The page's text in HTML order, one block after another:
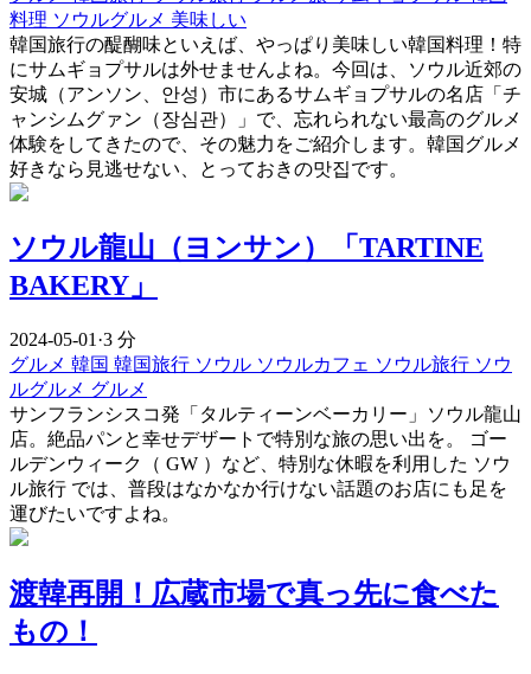
料理 ソウルグルメ 美味しい
韓国旅行の醍醐味といえば、やっぱり美味しい韓国料理！特
にサムギョプサルは外せませんよね。今回は、ソウル近郊の
安城（アンソン、안성）市にあるサムギョプサルの名店「チ
ャンシムグァン（장심관）」で、忘れられない最高のグルメ
体験をしてきたので、その魅力をご紹介します。韓国グルメ
好きなら見逃せない、とっておきの맛집です。
ソウル龍山（ヨンサン）「TARTINE
BAKERY」
2024-05-01 ·3 分
グルメ 韓国 韓国旅行 ソウル ソウルカフェ ソウル旅行 ソウ
ルグルメ グルメ
サンフランシスコ発「タルティーンベーカリー」ソウル龍山
店。絶品パンと幸せデザートで特別な旅の思い出を。 ゴー
ルデンウィーク（ GW ）など、特別な休暇を利用した ソウ
ル旅行 では、普段はなかなか行けない話題のお店にも足を
運びたいですよね。
渡韓再開！広蔵市場で真っ先に食べた
もの！